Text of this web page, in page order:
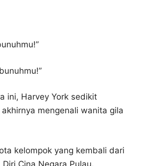
ini, Harvey York sedikit
mengenali wanita gila
kelompok yang kembali dari
Cina Negara Pulau.